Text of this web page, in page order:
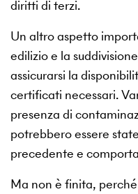
diritti di terzi.
Un altro aspetto
edilizio e la
assicurarsi la
certificati necessari.
presenza di
potrebbero essere
precedente e
Ma non è finita,